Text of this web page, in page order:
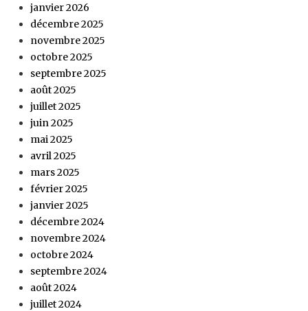
janvier 2026
décembre 2025
novembre 2025
octobre 2025
septembre 2025
août 2025
juillet 2025
juin 2025
mai 2025
avril 2025
mars 2025
février 2025
janvier 2025
décembre 2024
novembre 2024
octobre 2024
septembre 2024
août 2024
juillet 2024